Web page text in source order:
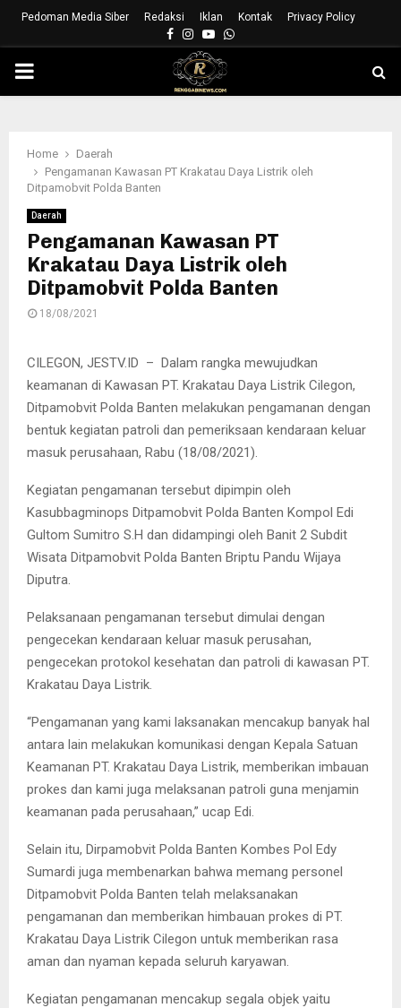
Pedoman Media Siber Redaksi Iklan Kontak Privacy Policy
Facebook
Instagram
YoutubeWhatsapp
PRIMARY
Home
Daerah
Pengamanan Kawasan PT Krakatau Daya Listrik oleh
Ditpamobvit Polda Banten
Daerah
Pengamanan Kawasan PT
Krakatau Daya Listrik oleh
Ditpamobvit Polda Banten
18/08/2021
CILEGON, JESTV.ID – Dalam rangka mewujudkan
keamanan di Kawasan PT. Krakatau Daya Listrik Cilegon,
Ditpamobvit Polda Banten melakukan pengamanan dengan
bentuk kegiatan patroli dan pemeriksaan kendaraan keluar
masuk perusahaan, Rabu (18/08/2021).
Kegiatan pengamanan tersebut dipimpin oleh
Kasubbagminops Ditpamobvit Polda Banten Kompol Edi
Gultom Sumitro S.H dan didampingi oleh Banit 2 Subdit
Wisata Ditpamobvit Polda Banten Briptu Pandu Wijaya
Diputra.
Pelaksanaan pengamanan tersebut dimulai dengan
pengecekan kendaraan keluar masuk perusahan,
pengecekan protokol kesehatan dan patroli di kawasan PT.
Krakatau Daya Listrik.
“Pengamanan yang kami laksanakan mencakup banyak hal
antara lain melakukan komunikasi dengan Kepala Satuan
Keamanan PT. Krakatau Daya Listrik, memberikan imbauan
prokes dan kami juga melaksanan patroli guna menjamin
keamanan pada perusahaan,” ucap Edi.
Selain itu, Dirpamobvit Polda Banten Kombes Pol Edy
Sumardi juga membenarkan bahwa memang personel
Ditpamobvit Polda Banten telah melaksanakan
pengamanan dan memberikan himbauan prokes di PT.
Krakatau Daya Listrik Cilegon untuk memberikan rasa
aman dan nyaman kepada seluruh karyawan.
Kegiatan pengamanan mencakup segala objek yaitu